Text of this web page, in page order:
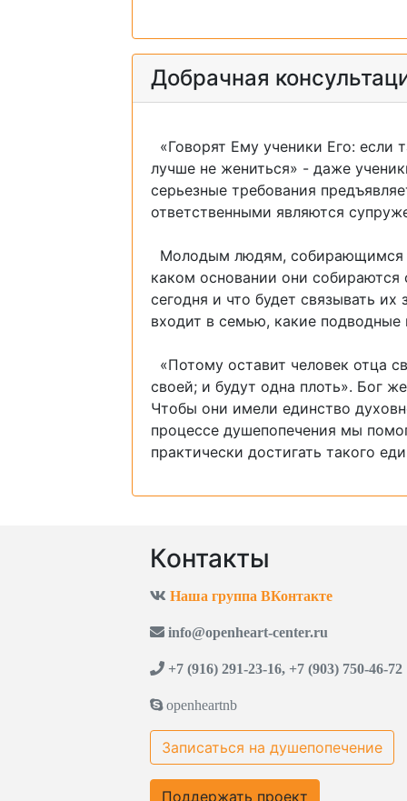
Добрачная
«Говорят Ему ученики Его: если
лучше не жениться» - даже
серьезные требования
ответственными являются
Молодым людям, собирающимся
каком основании они собираются
сегодня и что будет связывать
входит в семью, какие
«Потому оставит человек отца
своей; и будут одна плоть». Бог
Чтобы они имели единство
процессе душепопечения мы
практически достигать такого
Контакты
Наша группа ВКонтакте
info@openheart-center.ru
+7 (916) 291-23-16, +7 (903) 750-46-72
openheartnb
Записаться на душепопечение
Поддержать проект